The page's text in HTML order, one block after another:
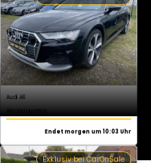
Allroad quattro
Endet morgen um 10:03 Uhr
Audi Q3
Exklusiv bei CarOnSale